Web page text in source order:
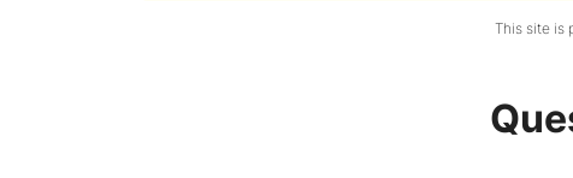
This site is